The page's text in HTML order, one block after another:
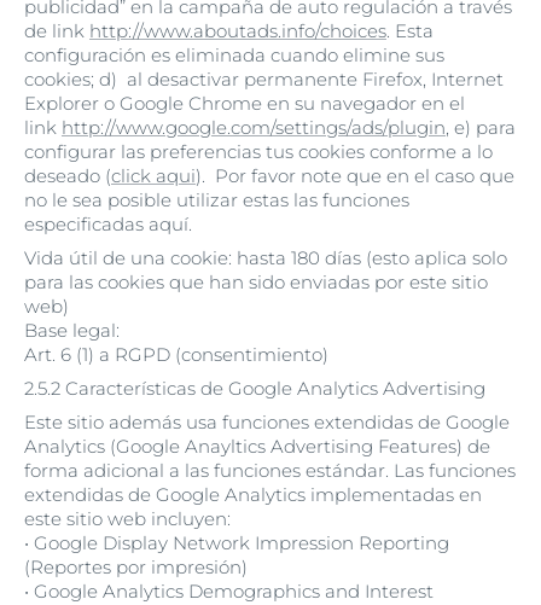
publicidad” en la campaña de auto regulación a través
de link http://www.aboutads.info/choices. Esta
configuración es eliminada cuando elimine sus
cookies; d) al desactivar permanente Firefox, Internet
Explorer o Google Chrome en su navegador en el
link http://www.google.com/settings/ads/plugin, e) para
configurar las preferencias tus cookies conforme a lo
deseado (click aqui). Por favor note que en el caso que
no le sea posible utilizar estas las funciones
especificadas aquí.
Vida útil de una cookie: hasta 180 días (esto aplica solo
para las cookies que han sido enviadas por este sitio
web)
Base legal:
Art. 6 (1) a RGPD (consentimiento)
2.5.2 Características de Google Analytics Advertising
Este sitio además usa funciones extendidas de Google
Analytics (Google Anayltics Advertising Features) de
forma adicional a las funciones estándar. Las funciones
extendidas de Google Analytics implementadas en
este sitio web incluyen:
• Google Display Network Impression Reporting
(Reportes por impresión)
• Google Analytics Demographics and Interest